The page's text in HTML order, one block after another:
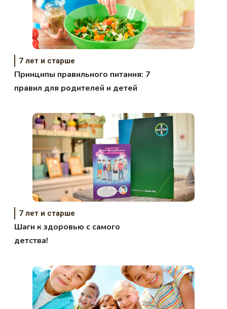
7 лет и старше
Принципы правильного питания: 7
правил для родителей и детей
7 лет и старше
Шаги к здоровью с самого
детства!